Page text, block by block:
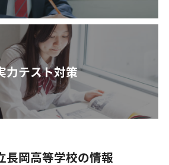
力テスト対策
長岡高等学校の情報